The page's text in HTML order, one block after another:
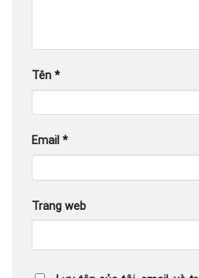
Tên *
Email *
Trang web